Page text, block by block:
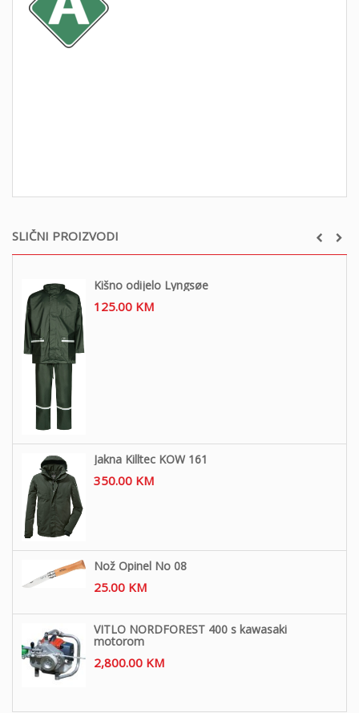
SLIČNI PROIZVODI
Kišno odijelo Lyngsøe
125.00 KM
Jakna Killtec KOW 161
350.00 KM
Nož Opinel No 08
25.00 KM
VITLO NORDFOREST 400 s kawasaki
motorom
2,800.00 KM